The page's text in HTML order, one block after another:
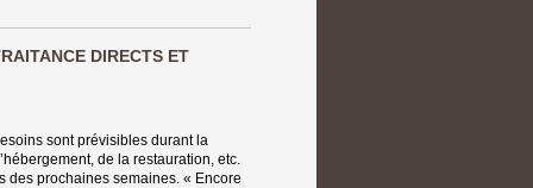
DIRECTS ET
sont prévisibles durant la
de la restauration, etc.
des prochaines semaines. « Encore